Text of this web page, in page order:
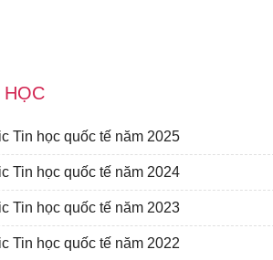
HỌC
Tin học quốc tế năm 2025
Tin học quốc tế năm 2024
Tin học quốc tế năm 2023
Tin học quốc tế năm 2022